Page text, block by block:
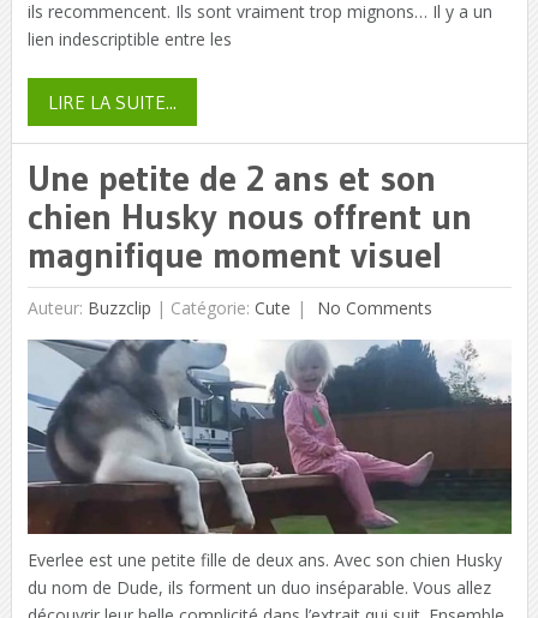
ils recommencent. Ils sont vraiment trop mignons… Il y a un
lien indescriptible entre les
LIRE LA SUITE...
Une petite de 2 ans et son
chien Husky nous offrent un
magnifique moment visuel
Auteur: Buzzclip | Catégorie: Cute No Comments
Everlee est une petite fille de deux ans. Avec son chien Husky
du nom de Dude, ils forment un duo inséparable. Vous allez